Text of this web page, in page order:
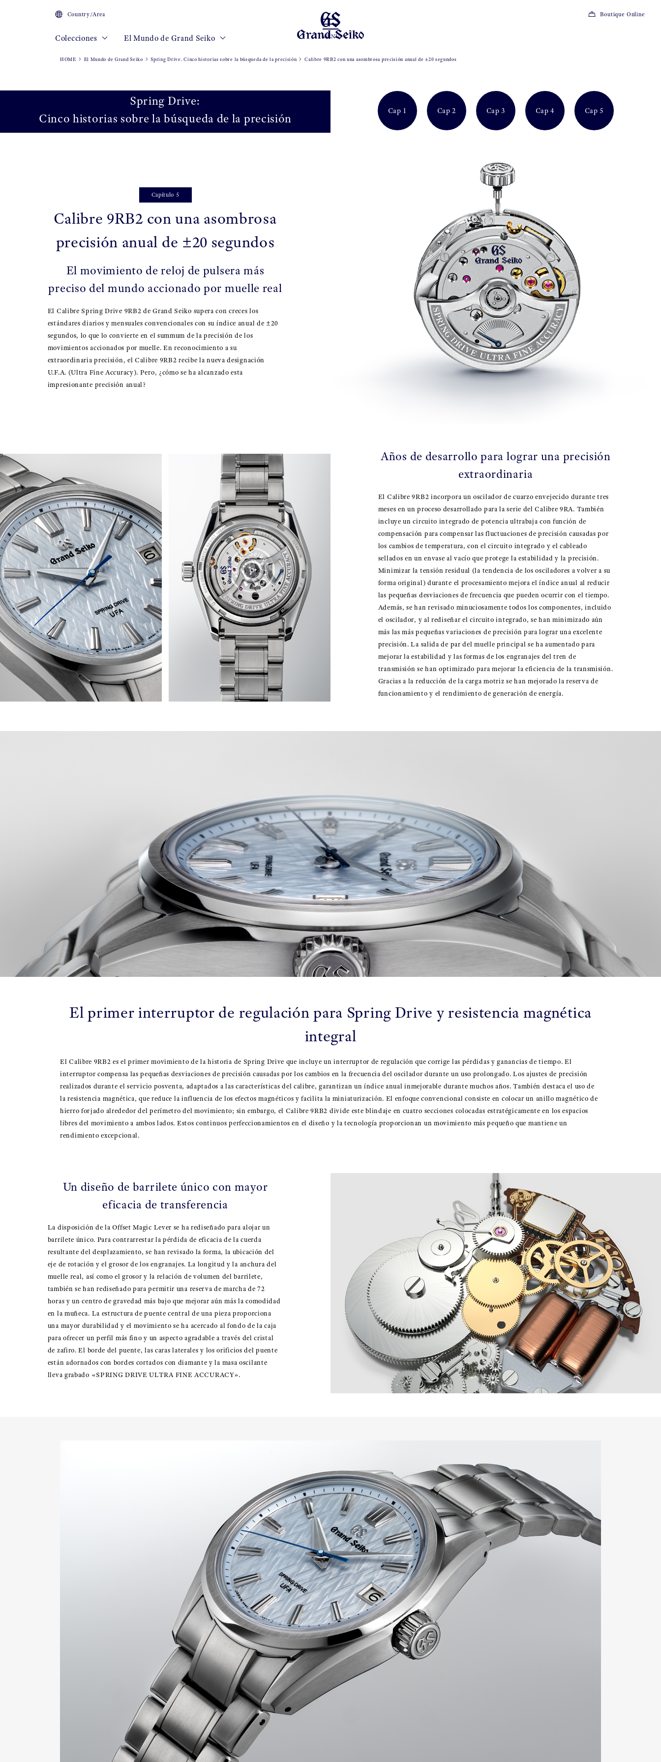
MENU
Country/Area
Colecciones El Mundo de Grand Seiko
Boutique Online
HOME El Mundo de Grand Seiko Spring Drive. Cinco historias sobre la búsqueda de la precisión Calibre 9RB2 con una asombrosa precisión anual de ±20 segundos
Spring Drive:
Cinco historias sobre la búsqueda de la precisión
Cap 1 Cap 2 Cap 3 Cap 4 Cap 5
Capítulo 5
Calibre 9RB2 con una asombrosa
precisión anual de ±20 segundos
El movimiento de reloj de pulsera más
preciso del mundo accionado por muelle real
El Calibre Spring Drive 9RB2 de Grand Seiko supera con creces los
estándares diarios y mensuales convencionales con su índice anual de ±20
segundos, lo que lo convierte en el summum de la precisión de los
movimientos accionados por muelle. En reconocimiento a su
extraordinaria precisión, el Calibre 9RB2 recibe la nueva designación
U.F.A. (Ultra Fine Accuracy). Pero, ¿cómo se ha alcanzado esta
impresionante precisión anual?
Años de desarrollo para lograr una precisión
extraordinaria
El Calibre 9RB2 incorpora un oscilador de cuarzo envejecido durante tres
meses en un proceso desarrollado para la serie del Calibre 9RA. También
incluye un circuito integrado de potencia ultrabaja con función de
compensación para compensar las fluctuaciones de precisión causadas por
los cambios de temperatura, con el circuito integrado y el cableado
sellados en un envase al vacío que protege la estabilidad y la precisión.
Minimizar la tensión residual (la tendencia de los osciladores a volver a su
forma original) durante el procesamiento mejora el índice anual al reducir
las pequeñas desviaciones de frecuencia que pueden ocurrir con el tiempo.
Además, se han revisado minuciosamente todos los componentes, incluido
el oscilador, y al rediseñar el circuito integrado, se han minimizado aún
más las más pequeñas variaciones de precisión para lograr una excelente
precisión. La salida de par del muelle principal se ha aumentado para
mejorar la estabilidad y las formas de los engranajes del tren de
transmisión se han optimizado para mejorar la eficiencia de la transmisión.
Gracias a la reducción de la carga motriz se han mejorado la reserva de
funcionamiento y el rendimiento de generación de energía.
El primer interruptor de regulación para Spring Drive y resistencia magnética
integral
El Calibre 9RB2 es el primer movimiento de la historia de Spring Drive que incluye un interruptor de regulación que corrige las pérdidas y ganancias de tiempo. El
interruptor compensa las pequeñas desviaciones de precisión causadas por los cambios en la frecuencia del oscilador durante un uso prolongado. Los ajustes de precisión
realizados durante el servicio posventa, adaptados a las características del calibre, garantizan un índice anual inmejorable durante muchos años. También destaca el uso de
la resistencia magnética, que reduce la influencia de los efectos magnéticos y facilita la miniaturización. El enfoque convencional consiste en colocar un anillo magnético de
hierro forjado alrededor del perímetro del movimiento; sin embargo, el Calibre 9RB2 divide este blindaje en cuatro secciones colocadas estratégicamente en los espacios
libres del movimiento a ambos lados. Estos continuos perfeccionamientos en el diseño y la tecnología proporcionan un movimiento más pequeño que mantiene un
rendimiento excepcional.
Un diseño de barrilete único con mayor
eficacia de transferencia
La disposición de la Offset Magic Lever se ha rediseñado para alojar un
barrilete único. Para contrarrestar la pérdida de eficacia de la cuerda
resultante del desplazamiento, se han revisado la forma, la ubicación del
eje de rotación y el grosor de los engranajes. La longitud y la anchura del
muelle real, así como el grosor y la relación de volumen del barrilete,
también se han rediseñado para permitir una reserva de marcha de 72
horas y un centro de gravedad más bajo que mejorar aún más la comodidad
en la muñeca. La estructura de puente central de una pieza proporciona
una mayor durabilidad y el movimiento se ha acercado al fondo de la caja
para ofrecer un perfil más fino y un aspecto agradable a través del cristal
de zafiro. El borde del puente, las caras laterales y los orificios del puente
están adornados con bordes cortados con diamante y la masa oscilante
lleva grabado «SPRING DRIVE ULTRA FINE ACCURACY».